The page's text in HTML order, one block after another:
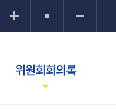
위원회회의록